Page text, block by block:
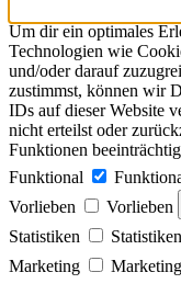
Um dir ein optimales
Technologien wie
und/oder darauf
zustimmst, können wir
IDs auf dieser Website
nicht erteilst oder
Funktionen
Funktional
Vorlieben
Vorlieben
Statistiken
Statistiken
Marketing
Marketing